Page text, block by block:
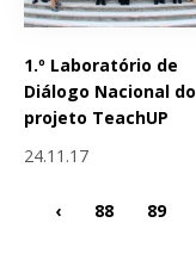
1.º Laboratório de
Diálogo Nacional do
projeto TeachUP
24.11.17
‹ 88 89